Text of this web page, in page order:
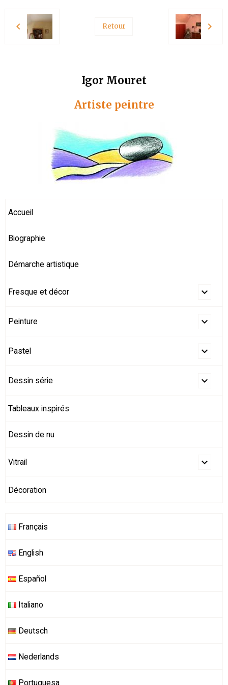
Retour
Igor Mouret
Artiste peintre
Accueil
Biographie
Démarche artistique
Fresque et décor
Peinture
Pastel
Dessin série
Tableaux inspirés
Dessin de nu
Vitrail
Décoration
Français
English
Español
Italiano
Deutsch
Nederlands
Portuguesa